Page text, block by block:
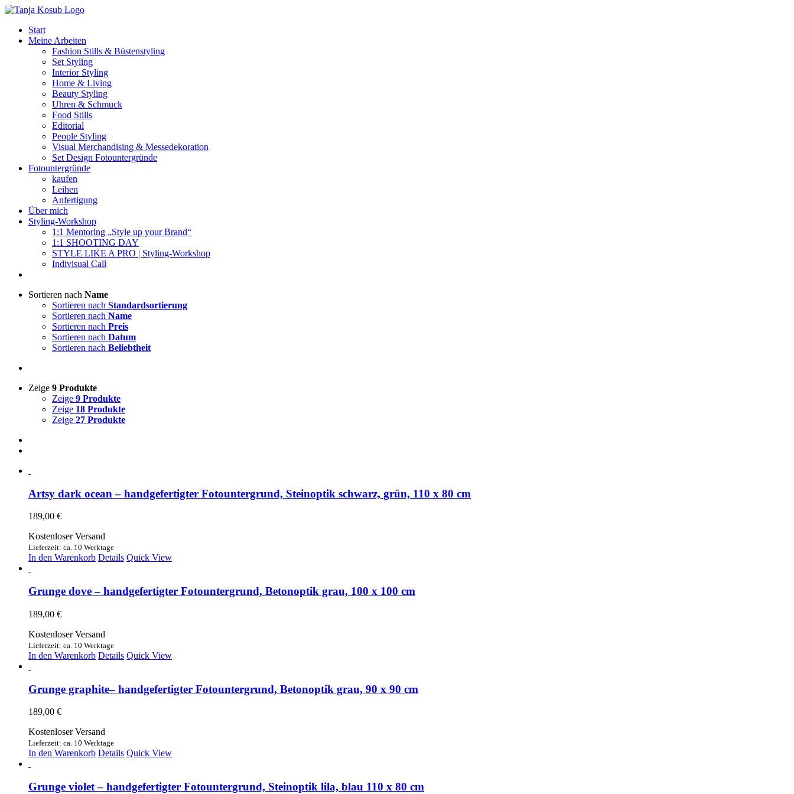
Zum
springenStart
Meine Arbeiten
Fashion Stills & Büstenstyling
Set Styling
Interior Styling
Home & Living
Beauty Styling
Uhren & Schmuck
Food Stills
Editorial
People Styling
Visual Merchandising & Messedekoration
Set Design Fotountergründe
Fotountergründe
kaufen
Leihen
Anfertigung
Über mich
Styling-Workshop
1:1 Mentoring „Style up your Brand“
1:1 SHOOTING DAY
STYLE LIKE A PRO | Styling-Workshop
Indivisual Call
Sortieren nach Name
Sortieren nach Standardsortierung
Sortieren nach Name
Sortieren nach Preis
Sortieren nach Datum
Sortieren nach Beliebtheit
Zeige 9 Produkte
Zeige 9 Produkte
Zeige 18 Produkte
Zeige 27 Produkte
Artsy dark ocean – handgefertigter Fotountergrund, Steinoptik schwarz, grün, 110 x 80 cm
189,00 €
Kostenloser Versand
Lieferzeit: ca. 10 Werktage
In den Warenkorb Details Quick View
Grunge dove – handgefertigter Fotountergrund, Betonoptik grau, 100 x 100 cm
189,00 €
Kostenloser Versand
Lieferzeit: ca. 10 Werktage
In den Warenkorb Details Quick View
Grunge graphite– handgefertigter Fotountergrund, Betonoptik grau, 90 x 90 cm
189,00 €
Kostenloser Versand
Lieferzeit: ca. 10 Werktage
In den Warenkorb Details Quick View
Grunge violet – handgefertigter Fotountergrund, Steinoptik lila, blau 110 x 80 cm